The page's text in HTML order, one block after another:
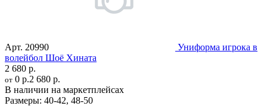
Арт. 20990
Униформа игрока в
волейбол Шоё Хината
2 680 р.
от 0 р.2 680 р.
В наличии на маркетплейсах
Размеры: 40-42, 48-50